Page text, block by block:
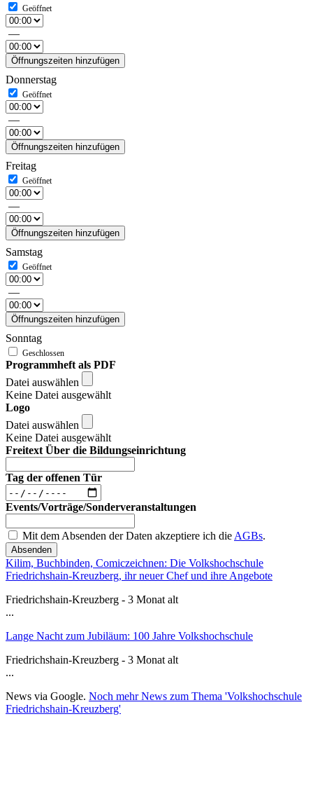
—
Öffnungszeiten hinzufügen
Donnerstag
—
Öffnungszeiten hinzufügen
Freitag
—
Öffnungszeiten hinzufügen
Samstag
—
Öffnungszeiten hinzufügen
Sonntag
Programmheft als PDF
Datei auswählen
Keine Datei ausgewählt
Logo
Datei auswählen
Keine Datei ausgewählt
Freitext Über die Bildungseinrichtung
Tag der offenen Tür
Events/Vorträge/Sonderveranstaltungen
Mit dem Absenden der Daten akzeptiere ich die AGBs.
Absenden
Kilim, Buchbinden, Comiczeichnen: Die Volkshochschule
Friedrichshain-Kreuzberg, ihr neuer Chef und ihre Angebote
Friedrichshain-Kreuzberg - 3 Monat alt
...
Lange Nacht zum Jubiläum: 100 Jahre Volkshochschule
Friedrichshain-Kreuzberg - 3 Monat alt
...
News via Google. Noch mehr News zum Thema 'Volkshochschule
Friedrichshain-Kreuzberg'